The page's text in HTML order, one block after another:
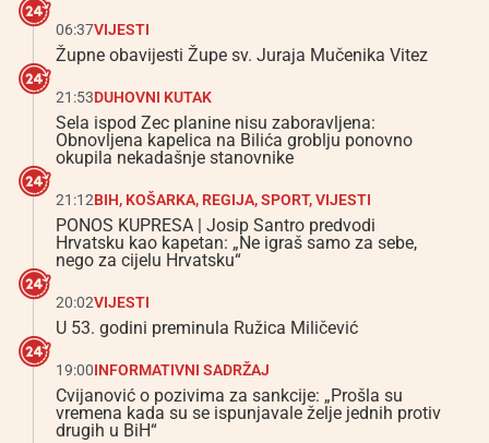
06:37VIJESTI
Župne obavijesti Župe sv. Juraja Mučenika Vitez
21:53DUHOVNI KUTAK
Sela ispod Zec planine nisu zaboravljena:
Obnovljena kapelica na Bilića groblju ponovno
okupila nekadašnje stanovnike
21:12BIH, KOŠARKA, REGIJA,SPORT,VIJESTI
PONOS KUPRESA | Josip Santro predvodi
Hrvatsku kao kapetan: „Ne igraš samo za sebe,
nego za cijelu Hrvatsku“
20:02VIJESTI
U 53. godini preminula Ružica Miličević
19:00INFORMATIVNI SADRŽAJ
Cvijanović o pozivima za sankcije: „Prošla su
vremena kada su se ispunjavale želje jednih protiv
drugih u BiH“